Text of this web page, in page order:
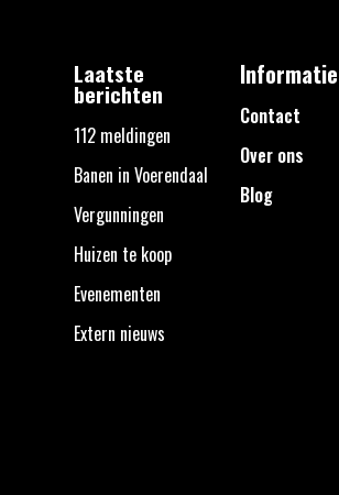
Laatste
berichten
112 meldingen
Banen in Voerendaal
Vergunningen
Huizen te koop
Evenementen
Extern nieuws
Informatie
Contact
Over ons
Blog